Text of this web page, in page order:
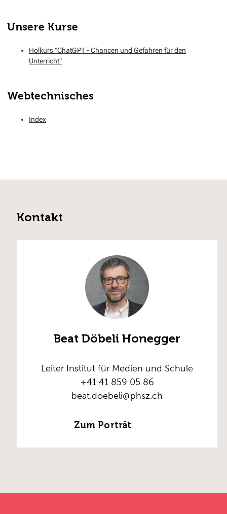
Unsere Kurse
Holkurs "ChatGPT - Chancen und Gefahren für den
Unterricht"
Webtechnisches
Index
Kontakt
Beat Döbeli Honegger
Leiter Institut für Medien und Schule
+41 41 859 05 86
beat.doebeli@phsz.ch
Zum Porträt